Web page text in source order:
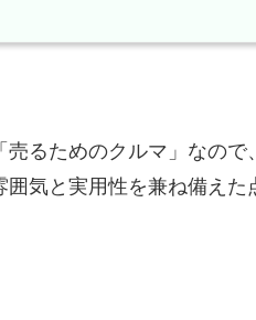
売るためのクルマ」なの
囲気と実用性を兼ね備え